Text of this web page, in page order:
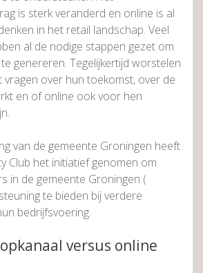
is sterk veranderd en online is al
in het retail landschap. Veel
al de nodige stappen gezet om
genereren. Tegelijkertijd worstelen
over hun toekomst, over de
en of online ook voor hen
van de gemeente Groningen heeft
Club het initiatief genomen om
in de gemeente Groningen (
te bieden bij verdere
bedrijfsvoering.
versus online